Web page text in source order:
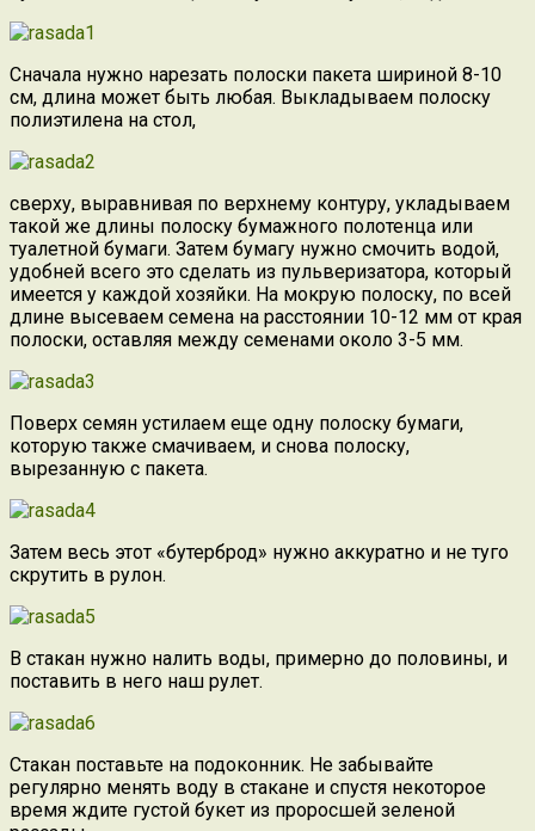
Сначала нужно нарезать полоски пакета шириной 8-10
см, длина может быть любая. Выкладываем полоску
полиэтилена на стол,
сверху, выравнивая по верхнему контуру, укладываем
такой же длины полоску бумажного полотенца или
туалетной бумаги. Затем бумагу нужно смочить водой,
удобней всего это сделать из пульверизатора, который
имеется у каждой хозяйки. На мокрую полоску, по всей
длине высеваем семена на расстоянии 10-12 мм от края
полоски, оставляя между семенами около 3-5 мм.
Поверх семян устилаем еще одну полоску бумаги,
которую также смачиваем, и снова полоску,
вырезанную с пакета.
Затем весь этот «бутерброд» нужно аккуратно и не туго
скрутить в рулон.
В стакан нужно налить воды, примерно до половины, и
поставить в него наш рулет.
Стакан поставьте на подоконник. Не забывайте
регулярно менять воду в стакане и спустя некоторое
время ждите густой букет из проросшей зеленой